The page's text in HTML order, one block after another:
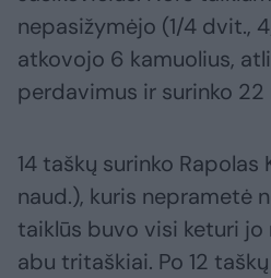
nepasižymėjo (1/4 dvit.,
atkovojo 6 kamuolius,
perdavimus ir surinko
14 taškų surinko Rapolas
naud.), kuris neprametė
taiklūs buvo visi keturi
abu tritaškiai. Po 12